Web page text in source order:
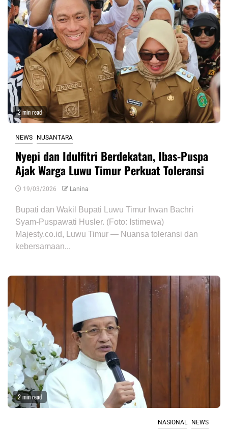
2 min read
NEWS NUSANTARA
Nyepi dan Idulfitri Berdekatan, Ibas-Puspa
Ajak Warga Luwu Timur Perkuat Toleransi
19/03/2026 Lanina
Bupati dan Wakil Bupati Luwu Timur Irwan Bachri
Syam-Puspawati Husler. (Foto: Istimewa)
Majesty.co.id, Luwu Timur — Nuansa toleransi dan
kebersamaan...
2 min read
NASIONAL NEWS